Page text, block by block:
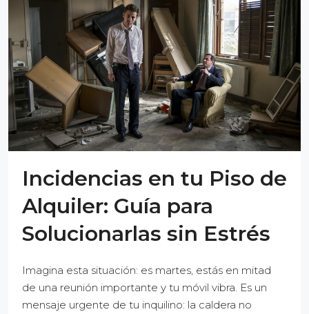
Incidencias en tu Piso de
Alquiler: Guía para
Solucionarlas sin Estrés
Imagina esta situación: es martes, estás en mitad
de una reunión importante y tu móvil vibra. Es un
mensaje urgente de tu inquilino: la caldera no